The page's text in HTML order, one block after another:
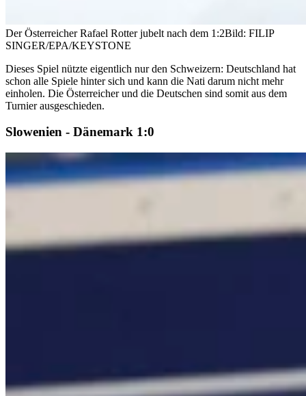
Der Österreicher Rafael Rotter jubelt nach dem 1:2Bild: FILIP
SINGER/EPA/KEYSTONE
Dieses Spiel nützte eigentlich nur den Schweizern: Deutschland hat
schon alle Spiele hinter sich und kann die Nati darum nicht mehr
einholen. Die Österreicher und die Deutschen sind somit aus dem
Turnier ausgeschieden.
Slowenien - Dänemark 1:0